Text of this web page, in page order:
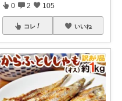
0 2 105
コレ いいね